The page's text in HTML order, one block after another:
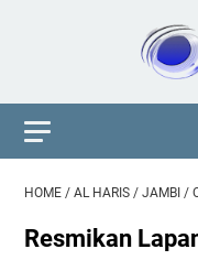
HOME / AL HARIS / JAMBI /
Resmikan